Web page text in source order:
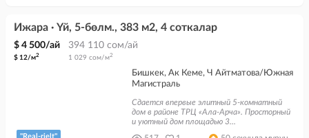
Ижара · Үй, 5-бөлм., 383 м2, 4 соткалар
$ 4 500/ай 394 110 сом/ай
$ 12/м2 1 029 сом/м2
"Real-rielt"
Бишкек, Ак Кеме, Ч Айтматова/Южная
Магистраль
Сдается впервые элитный 5-комнатный
дом в районе ТРЦ «Ала-Арча». Просторный
и уютный дом площадью 3...